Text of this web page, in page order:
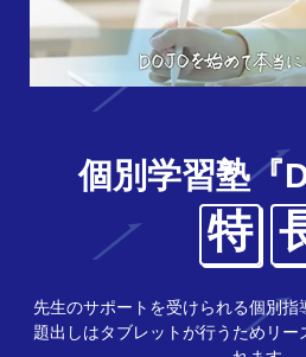
個別学習塾『
特
先生のサポートを受けられる個別指
題出しはタブレットが行うためリー